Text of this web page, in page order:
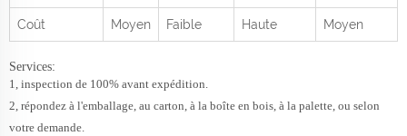
Coût Moyen Faible Haute Moyen
Services:
1, inspection de 100% avant expédition.
2, répondez à l'emballage, au carton, à la boîte en bois, à la palette, ou selon
votre demande.